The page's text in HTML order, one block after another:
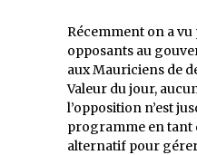
Récemment on a vu
opposants au
aux Mauriciens de
Valeur du jour,
l’opposition n’est
programme en
alternatif pour